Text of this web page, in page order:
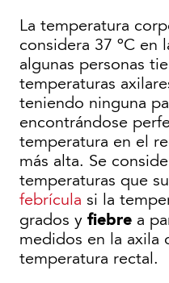
La temperatura
considera 37 ºC en
algunas personas
temperaturas
teniendo ninguna
encontrándose
temperatura en el
más alta. Se
temperaturas que
febrícula si la
grados y fiebre a
medidos en la axila
temperatura rectal.